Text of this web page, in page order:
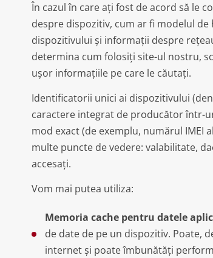
În cazul în care ați fost de acord să le
despre dispozitiv, cum ar fi modelul
dispozitivului și informații despre
determina cum folosiți site-ul nostru,
ușor informațiile pe care le căutați.
Identificatorii unici ai dispozitivului
caractere integrat de producător într-
mod exact (de exemplu, numărul
multe puncte de vedere: valabilitate,
accesați.
Vom mai putea utiliza:
Memoria cache pentru datele
de date de pe un dispozitiv. Poate,
internet și poate îmbunătăți